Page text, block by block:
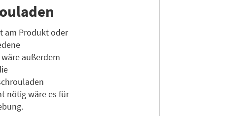
am Produkt oder
außerdem
nötig wäre es für